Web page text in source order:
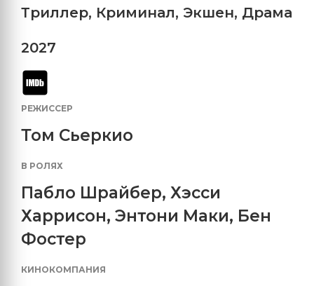
Триллер, Криминал, Экшен, Драма
2027
РЕЖИССЕР
Том Сьеркио
В РОЛЯХ
Пабло Шрайбер, Хэсси
Харрисон, Энтони Маки, Бен
Фостер
КИНОКОМПАНИЯ